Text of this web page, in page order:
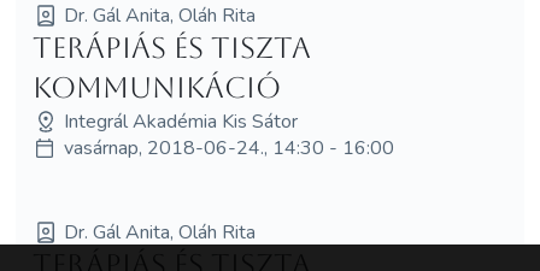
Dr. Gál Anita, Oláh Rita
Terápiás és Tiszta
Kommunikáció
Integrál Akadémia Kis Sátor
vasárnap, 2018-06-24., 14:30 - 16:00
Dr. Gál Anita, Oláh Rita